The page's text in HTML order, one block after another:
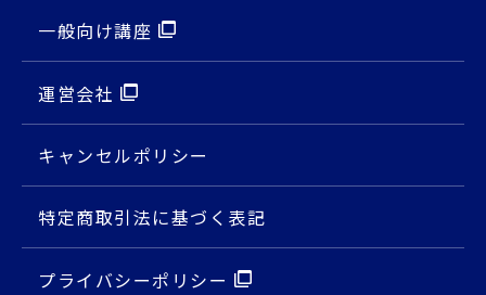
⼀般向け講座
運営会社
キャンセルポリシー
特定商取引法に基づく表記
プライバシーポリシー